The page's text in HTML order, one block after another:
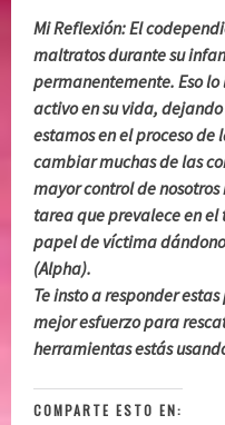
Mi Reflexión: El
maltratos durante su
permanentemente. Eso
activo en su vida,
estamos en el proceso
cambiar muchas de las
mayor control de
tarea que prevalece en el
papel de víctima
(Alpha).
Te insto a responder
mejor esfuerzo para
herramientas estás
COMPARTE ESTO EN: